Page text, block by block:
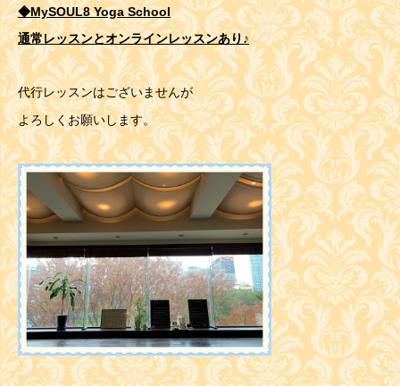
◆MySOUL8 Yoga School
通常レッスンとオンラインレッスンあり♪
代行レッスンはございませんが
よろしくお願いします。